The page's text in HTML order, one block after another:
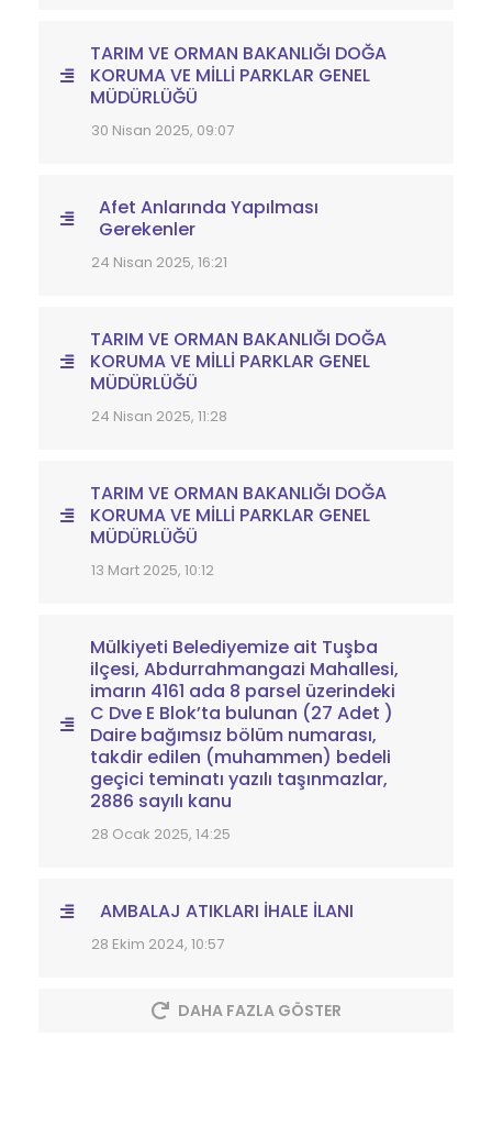
TARIM VE ORMAN BAKANLIĞI DOĞA
KORUMA VE MİLLİ PARKLAR GENEL
MÜDÜRLÜĞÜ
30 Nisan 2025, 09:07
Afet Anlarında Yapılması
Gerekenler
24 Nisan 2025, 16:21
TARIM VE ORMAN BAKANLIĞI DOĞA
KORUMA VE MİLLİ PARKLAR GENEL
MÜDÜRLÜĞÜ
24 Nisan 2025, 11:28
TARIM VE ORMAN BAKANLIĞI DOĞA
KORUMA VE MİLLİ PARKLAR GENEL
MÜDÜRLÜĞÜ
13 Mart 2025, 10:12
Mülkiyeti Belediyemize ait Tuşba
ilçesi, Abdurrahmangazi Mahallesi,
imarın 4161 ada 8 parsel üzerindeki
C Dve E Blok’ta bulunan (27 Adet )
Daire bağımsız bölüm numarası,
takdir edilen (muhammen) bedeli
geçici teminatı yazılı taşınmazlar,
2886 sayılı kanu
28 Ocak 2025, 14:25
AMBALAJ ATIKLARI İHALE İLANI
28 Ekim 2024, 10:57
DAHA FAZLA GÖSTER